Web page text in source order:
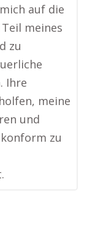
auf die
meines
zu
Ihre
meine
und
zu